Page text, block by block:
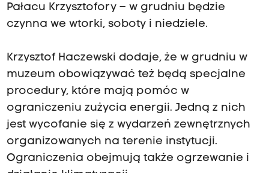
Pałacu Krzysztofory – w grudniu będzie
czynna we wtorki, soboty i niedziele.
Krzysztof Haczewski dodaje, że w grudniu w
muzeum obowiązywać też będą specjalne
procedury, które mają pomóc w
ograniczeniu zużycia energii. Jedną z nich
jest wycofanie się z wydarzeń zewnętrznych
organizowanych na terenie instytucji.
Ograniczenia obejmują także ogrzewanie i